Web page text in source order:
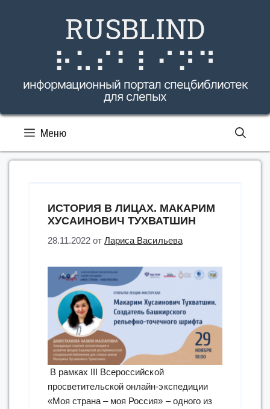
RUSBLIND
⠗⠥⠎⠃⠇⠊⠝⠙
информационный портал спецбиблиотек
для слепых
Меню
ИСТОРИЯ В ЛИЦАХ. МАКАРИМ
ХУСАИНОВИЧ ТУХВАТШИН
28.11.2022 отЛариса Васильева
В рамках III Всероссийской
просветительской онлайн-экспедиции
«Моя страна – моя Россия» – одного из